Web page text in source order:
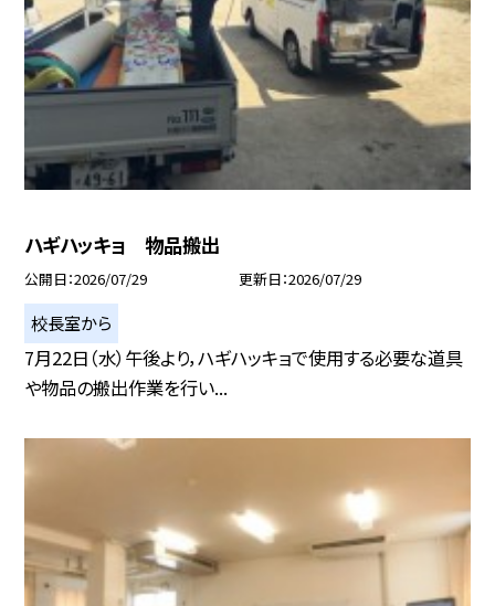
ハギハッキョ 物品搬出
公開日 2026/07/29 更新日 2026/07/29
校長室から
7月22日（水）午後より，ハギハッキョで使用する必要な道具
や物品の搬出作業を行い...